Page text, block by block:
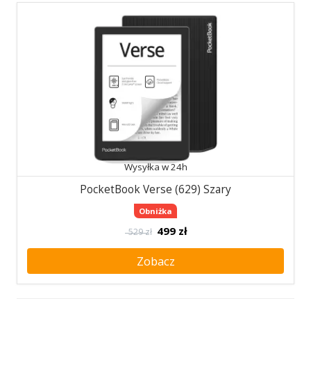
Wysyłka w 24h
PocketBook Verse (629) Szary
Obniżka
529 zł 499 zł
Zobacz